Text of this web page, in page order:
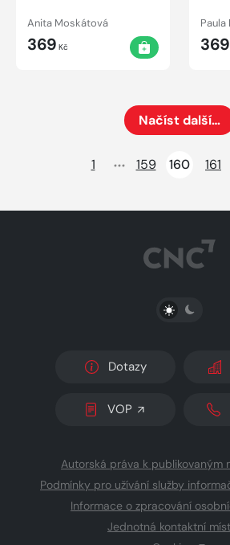
Anita Moskátová
369 Kč
Paula
369
Načíst další…
1
159 160 161
Dotazy
VOP
Autorská práva k publikovaným
Podmínky pro užívání služby
Informace o zpracování
Jednotná kontaktní